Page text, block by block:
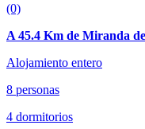
(0)
A 45.4 Km de Miranda
Alojamiento entero
8 personas
4 dormitorios